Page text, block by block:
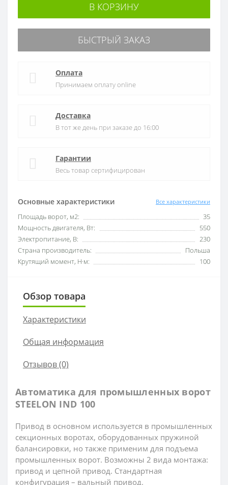
Основные характеристики Все характеристики
Площадь ворот, м2:
35
Мощность двигателя, Вт:
550
Электропитание, В:
230
Страна производитель:
Польша
Крутящий момент, Н·м:
100
В КОРЗИНУ
БЫСТРЫЙ ЗАКАЗ
Оплата
Принимаем оплату online
Доставка
В тот же день при заказе до 16:00
Гарантии
Весь товар сертифицирован
Обзор товара
Характеристики
Общая информация
Отзывов (0)
Автоматика для промышленных ворот
STEELON IND 100
Привод в основном используется в промышленных
секционных воротах, оборудованных пружиной
балансировки, но также применим для подъема
промышленных ворот. Возможны 2 вида монтажа:
привод и цепной привод. Стандартная
конфигурация – вальный привод.